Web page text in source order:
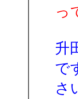
っ
升
で
さ